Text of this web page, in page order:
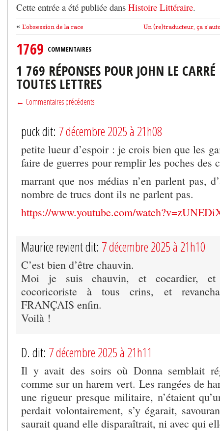
Cette entrée a été publiée dans Histoire Littéraire.
Un (re)traducteur, ça
« L’obsession de la race
1769 COMMENTAIRES
1 769 RÉPONSES POUR JOHN LE
TOUTES LETTRES
← Commentaires précédents
puck dit: 7 décembre 2025 à 21h08
petite lueur d’espoir : je crois bien que les
faire de guerres pour remplir les poches des
marrant que nos médias n’en parlent pas,
nombre de trucs dont ils ne parlent pas.
https://www.youtube.com/
Maurice revient dit: 7 décembre 2025 à 21h10
C’est bien d’être chauvin.
Moi je suis chauvin, et cocardier, et
cocoricoriste à tous crins, et
FRANÇAIS enfin.
Voilà !
D. dit: 7 décembre 2025 à 21h11
Il y avait des soirs où Donna semblait
comme sur un harem vert. Les rangées de
une rigueur presque militaire, n’étaient
perdait volontairement, s’y égarait,
saurait quand elle disparaîtrait, ni avec qui